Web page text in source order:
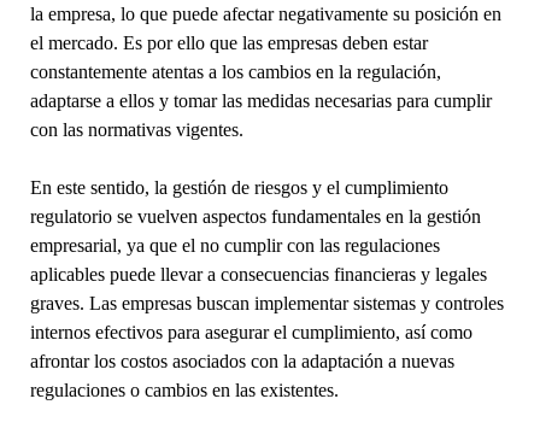
la empresa, lo que puede afectar negativamente su posición en
el mercado. Es por ello que las empresas deben estar
constantemente atentas a los cambios en la regulación,
adaptarse a ellos y tomar las medidas necesarias para cumplir
con las normativas vigentes.
En este sentido, la gestión de riesgos y el cumplimiento
regulatorio se vuelven aspectos fundamentales en la gestión
empresarial, ya que el no cumplir con las regulaciones
aplicables puede llevar a consecuencias financieras y legales
graves. Las empresas buscan implementar sistemas y controles
internos efectivos para asegurar el cumplimiento, así como
afrontar los costos asociados con la adaptación a nuevas
regulaciones o cambios en las existentes.